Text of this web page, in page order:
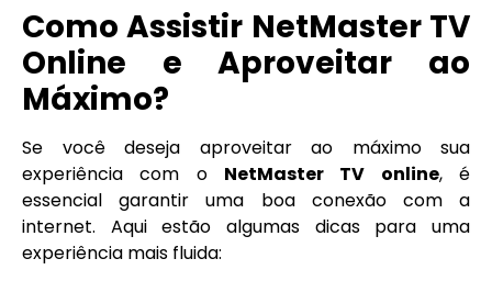
Como Assistir NetMaster TV
Online e Aproveitar ao
Máximo?
Se você deseja aproveitar ao máximo sua
experiência com o NetMaster TV online, é
essencial garantir uma boa conexão com a
internet. Aqui estão algumas dicas para uma
experiência mais fluida: